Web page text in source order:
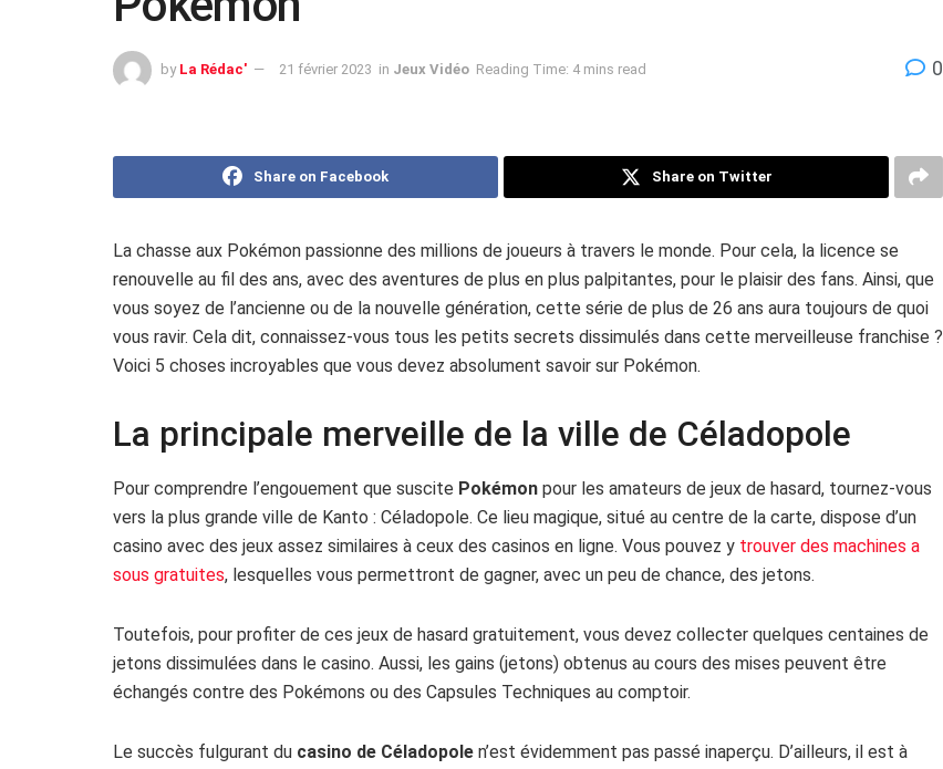
by La Rédac' 21 février 2023 in Jeux Vidéo Reading Time: 4 mins read 0
Share on Facebook Share on Twitter
La chasse aux Pokémon passionne des millions de joueurs à travers le monde. Pour cela, la licence se
renouvelle au fil des ans, avec des aventures de plus en plus palpitantes, pour le plaisir des fans. Ainsi, que
vous soyez de l’ancienne ou de la nouvelle génération, cette série de plus de 26 ans aura toujours de quoi
vous ravir. Cela dit, connaissez-vous tous les petits secrets dissimulés dans cette merveilleuse franchise ?
Voici 5 choses incroyables que vous devez absolument savoir sur Pokémon.
La principale merveille de la ville de Céladopole
Pour comprendre l’engouement que suscite Pokémon pour les amateurs de jeux de hasard, tournez-vous
vers la plus grande ville de Kanto : Céladopole. Ce lieu magique, situé au centre de la carte, dispose d’un
casino avec des jeux assez similaires à ceux des casinos en ligne. Vous pouvez y trouver des machines a
sous gratuites, lesquelles vous permettront de gagner, avec un peu de chance, des jetons.
Toutefois, pour profiter de ces jeux de hasard gratuitement, vous devez collecter quelques centaines de
jetons dissimulées dans le casino. Aussi, les gains (jetons) obtenus au cours des mises peuvent être
échangés contre des Pokémons ou des Capsules Techniques au comptoir.
Le succès fulgurant du casino de Céladopole n’est évidemment pas passé inaperçu. D’ailleurs, il est à